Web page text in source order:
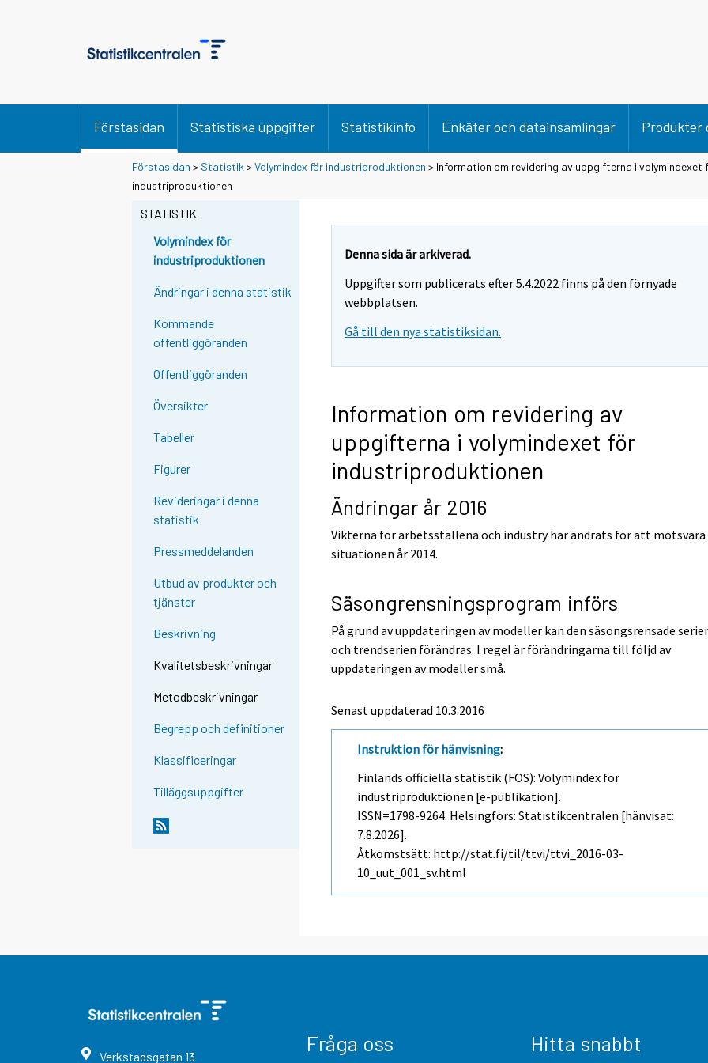
Förstasidan Statistiska uppgifter Statistikinfo Enkäter och datainsamlingar Produkter
Förstasidan > Statistik >Volymindex för industriproduktionen > Information om revidering av uppgifterna i volymindexet
industriproduktionen
STATISTIK
Volymindex för
industriproduktionen
Ändringar i denna statistik
Kommande
offentliggöranden
Offentliggöranden
Översikter
Tabeller
Figurer
Revideringar i denna
statistik
Pressmeddelanden
Utbud av produkter och
tjänster
Beskrivning
Kvalitetsbeskrivningar
Metodbeskrivningar
Begrepp och definitioner
Klassificeringar
Tilläggsuppgifter
Denna sida är arkiverad.
Uppgifter som publicerats efter 5.4.2022 finns på den förnyade
webbplatsen.
Gå till den nya statistiksidan.
Information om revidering av
uppgifterna i volymindexet för
industriproduktionen
Ändringar år 2016
Vikterna för arbetsställena och industry har ändrats för att motsvara
situationen år 2014.
Säsongrensningsprogram införs
På grund av uppdateringen av modeller kan den säsongsrensade
och trendserien förändras. I regel är förändringarna till följd av
uppdateringen av modeller små.
Senast uppdaterad 10.3.2016
Instruktion för hänvisning:
Finlands officiella statistik (FOS): Volymindex för
industriproduktionen [e-publikation].
ISSN=1798-9264. Helsingfors: Statistikcentralen [hänvisat:
7.8.2026].
Åtkomstsätt: http://stat.fi/til/ttvi/ttvi_2016-03-
10_uut_001_sv.html
Verkstadsgatan 13
Fråga oss Hitta snabbt